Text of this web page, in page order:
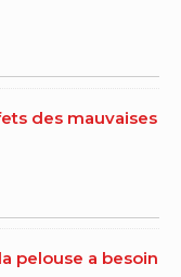
des mauvaises
pelouse a besoin